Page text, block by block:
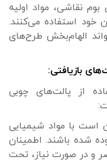
نقاشی، مواد اولیه
خود استفاده می‌کنند.
الهام‌بخش طرح‌های
بازیافتی:
از پالت‌های چوبی
است با مواد شیمیایی
شده باشند. اطمینان
و در صورت نیاز، تحت